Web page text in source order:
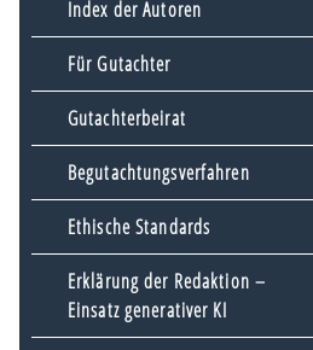
Index der Autoren
Für Gutachter
Gutachterbeirat
Begutachtungsverfahren
Ethische Standards
Erklärung der Redaktion –
Einsatz generativer KI